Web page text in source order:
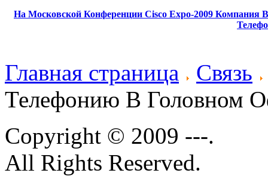
На Московской Конференции Cisco Expo-2009 Компания
Главная страница Связь
Телефонию В Головном
Copyright © 2009 ---.
All Rights Reserved.